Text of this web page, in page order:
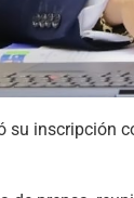
su inscripción